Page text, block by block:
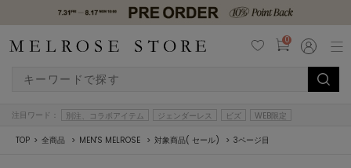
0
注目ワード： 別注、コラボアイテム ジェンダーレス ビズ WEB限定
TOP 全商品 MEN'S MELROSE 対象商品( セール) 3ページ目